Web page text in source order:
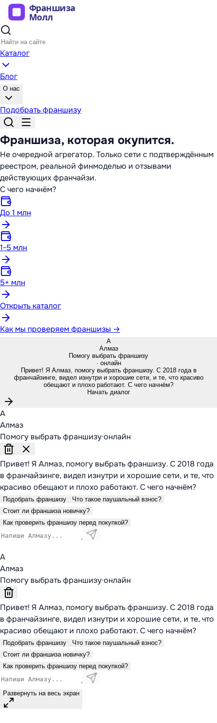
Каталог
Блог
О нас
Подобрать франшизу
Франшиза, которая окупится.
Не очередной агрегатор. Только сети с подтверждённым
реестром, реальной финмоделью и отзывами
действующих франчайзи.
С чего начнём?
До 1 млн
1-5 млн
5+ млн
Открыть каталог
Как мы проверяем франшизы →
А
Алмаз
Помогу выбрать франшизу
· онлайн
Привет! Я Алмаз, помогу выбрать франшизу. С 2018 года в
франчайзинге, видел изнутри и хорошие сети, и те, что красиво
обещают и плохо работают. С чего начнём?
Начать диалог
А
Алмаз
Помогу выбрать франшизу·онлайн
Привет! Я Алмаз, помогу выбрать франшизу. С 2018 года
в франчайзинге, видел изнутри и хорошие сети, и те, что
красиво обещают и плохо работают. С чего начнём?
Подобрать франшизу
Что такое паушальный взнос?
Стоит ли франшиза новичку?
Как проверить франшизу перед покупкой?
А
Алмаз
Помогу выбрать франшизу·онлайн
Привет! Я Алмаз, помогу выбрать франшизу. С 2018 года
в франчайзинге, видел изнутри и хорошие сети, и те, что
красиво обещают и плохо работают. С чего начнём?
Подобрать франшизу
Что такое паушальный взнос?
Стоит ли франшиза новичку?
Как проверить франшизу перед покупкой?
Развернуть на весь экран